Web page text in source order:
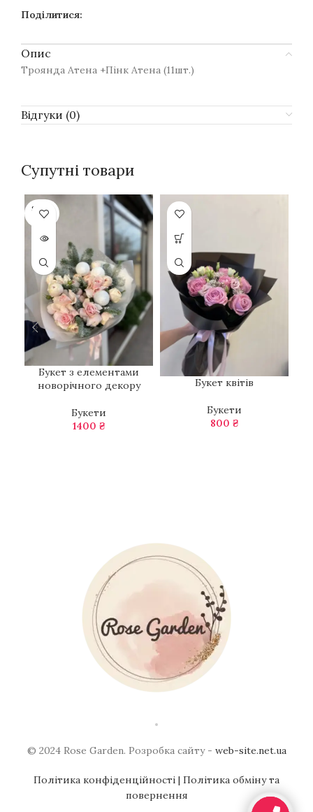
Поділитися:
Опис
Троянда Атена +Пінк Атена (11шт.)
Відгуки (0)
Супутні товари
SOLD
OUT
Букет з елементами
новорічного декору
Букети
1400 ₴
Букет квітів
Букети
800 ₴
© 2024 Rose Garden. Розробка сайту - web-site.net.ua
Політика конфіденційності | Політика обміну та
повернення